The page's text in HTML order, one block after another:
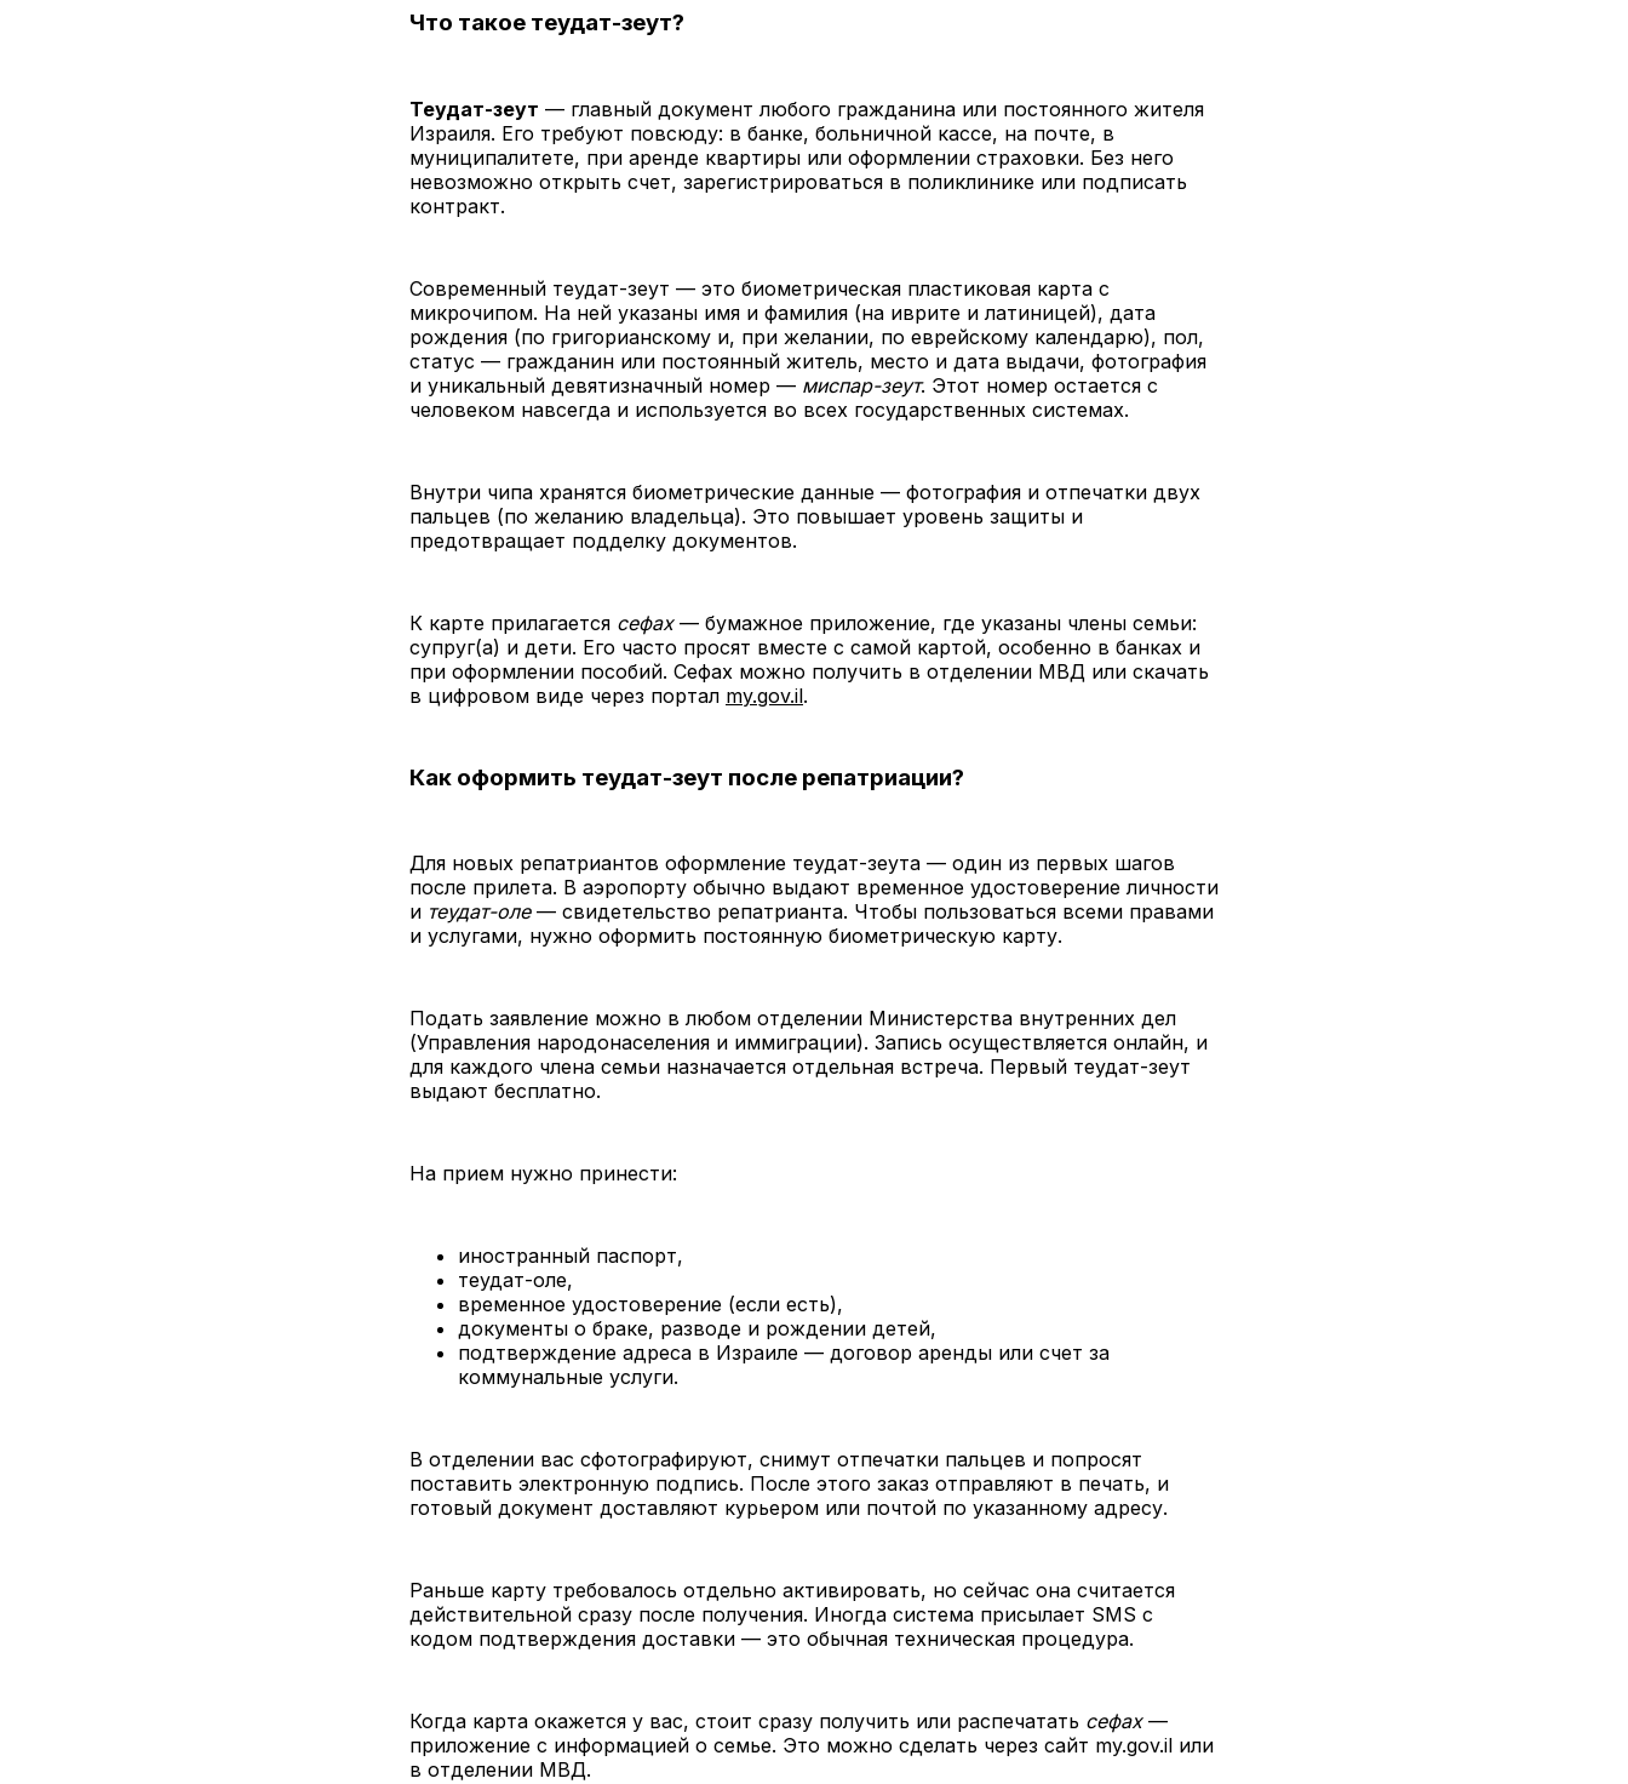
Что такое теудат-зеут?
Теудат-зеут — главный документ любого гражданина или постоянного жителя
Израиля. Его требуют повсюду: в банке, больничной кассе, на почте, в
муниципалитете, при аренде квартиры или оформлении страховки. Без него
невозможно открыть счет, зарегистрироваться в поликлинике или подписать
контракт.
Современный теудат-зеут — это биометрическая пластиковая карта с
микрочипом. На ней указаны имя и фамилия (на иврите и латиницей), дата
рождения (по григорианскому и, при желании, по еврейскому календарю), пол,
статус — гражданин или постоянный житель, место и дата выдачи, фотография
и уникальный девятизначный номер — миспар-зеут. Этот номер остается с
человеком навсегда и используется во всех государственных системах.
Внутри чипа хранятся биометрические данные — фотография и отпечатки двух
пальцев (по желанию владельца). Это повышает уровень защиты и
предотвращает подделку документов.
К карте прилагается сефах— бумажное приложение, где указаны члены семьи:
супруг(а) и дети. Его часто просят вместе с самой картой, особенно в банках и
при оформлении пособий. Сефах можно получить в отделении МВД или скачать
в цифровом виде через портал my.gov.il.
Как оформить теудат-зеут после репатриации?
Для новых репатриантов оформление теудат-зеута — один из первых шагов
после прилета. В аэропорту обычно выдают временное удостоверение личности
и теудат-оле— свидетельство репатрианта. Чтобы пользоваться всеми правами
и услугами, нужно оформить постоянную биометрическую карту.
Подать заявление можно в любом отделении Министерства внутренних дел
(Управления народонаселения и иммиграции). Запись осуществляется онлайн, и
для каждого члена семьи назначается отдельная встреча. Первый теудат-зеут
выдают бесплатно.
На прием нужно принести:
иностранный паспорт,
теудат-оле,
временное удостоверение (если есть),
документы о браке, разводе и рождении детей,
подтверждение адреса в Израиле — договор аренды или счет за
коммунальные услуги.
В отделении вас сфотографируют, снимут отпечатки пальцев и попросят
поставить электронную подпись. После этого заказ отправляют в печать, и
готовый документ доставляют курьером или почтой по указанному адресу.
Раньше карту требовалось отдельно активировать, но сейчас она считается
действительной сразу после получения. Иногда система присылает SMS с
кодом подтверждения доставки — это обычная техническая процедура.
Когда карта окажется у вас, стоит сразу получить или распечатать сефах—
приложение с информацией о семье. Это можно сделать через сайт my.gov.il или
в отделении МВД.